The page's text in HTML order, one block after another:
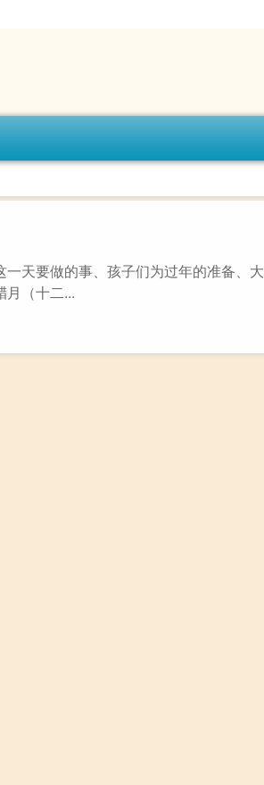
天要做的事、孩子们为过年的准备、大
月（十二...